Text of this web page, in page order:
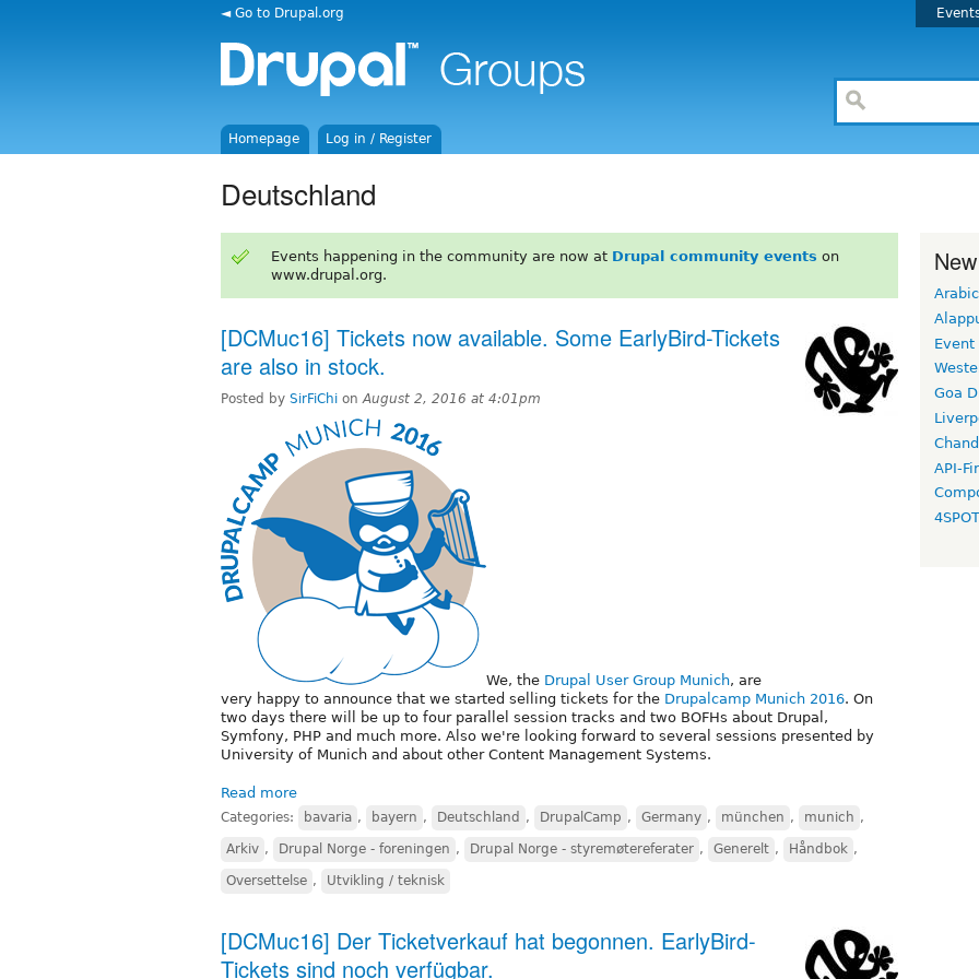
◄ Go to Drupal.org
Homepage Log in / Register
Deutschland
Events happening in the community are now at Drupal community events on
www.drupal.org.
[DCMuc16] Tickets now available. Some EarlyBird-Tickets
are also in stock.
Posted by SirFiChi onAugust 2, 2016 at 4:01pm
We, the Drupal User Group Munich, are
very happy to announce that we started selling tickets for the Drupalcamp Munich 2016. On
two days there will be up to four parallel session tracks and two BOFHs about Drupal,
Symfony, PHP and much more. Also we're looking forward to several sessions presented by
University of Munich and about other Content Management Systems.
Read more
Categories: bavaria , bayern , Deutschland , DrupalCamp , Germany , münchen , munich ,
Arkiv , Drupal Norge - foreningen , Drupal Norge - styremøtereferater , Generelt , Håndbok ,
Oversettelse , Utvikling / teknisk
[DCMuc16] Der Ticketverkauf hat begonnen. EarlyBird-
Tickets sind noch verfügbar.
Arabic
Event
Goa
API-